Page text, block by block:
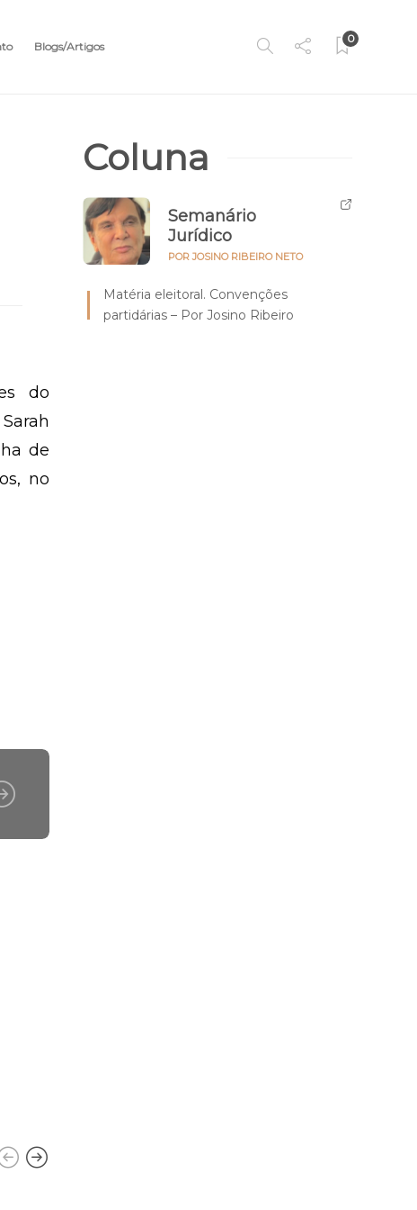
Blogs/Artigos
0
do
de
no
Coluna
Semanário
Jurídico
POR JOSINO RIBEIRO NETO
Matéria eleitoral. Convenções
partidárias – Por Josino Ribeiro